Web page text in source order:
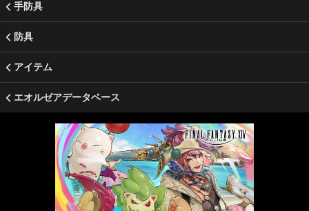
手防具
防具
アイテム
エオルゼアデータベース